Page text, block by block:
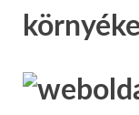
környéke